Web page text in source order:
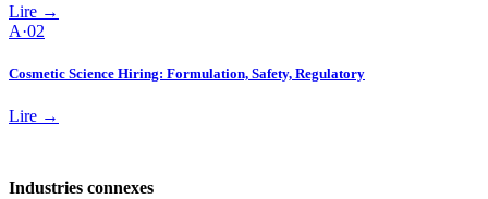
Lire →
A·02
Cosmetic Science Hiring: Formulation, Safety, Regulatory
Lire →
Industries connexes